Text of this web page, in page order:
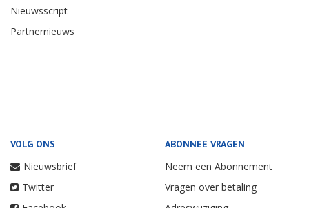
Nieuwsscript
Partnernieuws
VOLG ONS
Nieuwsbrief
Twitter
ABONNEE VRAGEN
Neem een Abonnement
Vragen over betaling